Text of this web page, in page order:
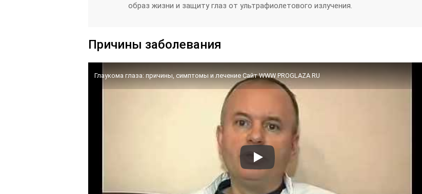
образ жизни и защиту глаз от ультрафиолетового излучения.
Причины заболевания
Глаукома глаза: причины, симптомы и лечение Сайт WWW PROGLAZA RU